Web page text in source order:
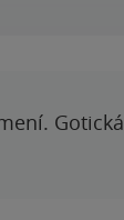
Gotická